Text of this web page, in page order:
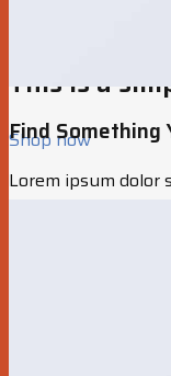
This is a
Shop now
Find Something
Lorem ipsum dolor